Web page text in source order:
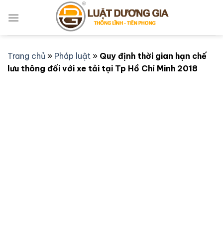
qua
Trang chủ » Pháp luật » Quy định thời gian hạn chế
lưu thông đối với xe tải tại Tp Hồ Chí Minh 2018